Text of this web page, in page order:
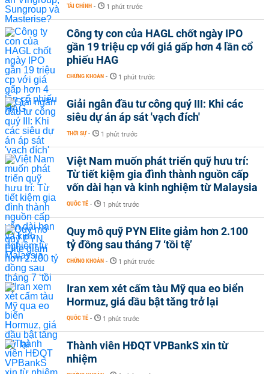
TÀI CHÍNH - 1 phút trước
Công ty con của HAGL chốt ngày IPO
gần 19 triệu cp với giá gấp hơn 4 lần cổ
phiếu HAG
CHỨNG KHOÁN - 1 phút trước
Giải ngân đầu tư công quý III: Khi các
siêu dự án áp sát 'vạch đích'
THỜI SỰ - 1 phút trước
Việt Nam muốn phát triển quỹ hưu trí:
Từ tiết kiệm gia đình thành nguồn cấp
vốn dài hạn và kinh nghiệm từ Malaysia
QUỐC TẾ - 1 phút trước
Quy mô quỹ PYN Elite giảm hơn 2.100
tỷ đồng sau tháng 7 ‘tồi tệ’
CHỨNG KHOÁN - 1 phút trước
Iran xem xét cấm tàu Mỹ qua eo biển
Hormuz, giá dầu bật tăng trở lại
QUỐC TẾ - 1 phút trước
Thành viên HĐQT VPBankS xin từ
nhiệm